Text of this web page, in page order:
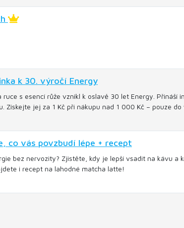
k 30. výročí Energy
s esencí růže vznikl k oslavě 30 let Energy. Přináší
Získejte jej za 1 Kč při nákupu nad 1 000 Kč – pouze
co vás povzbudí lépe + recept
bez nervozity? Zjistěte, kdy je lepší vsadit na kávu a
i recept na lahodné matcha latte!